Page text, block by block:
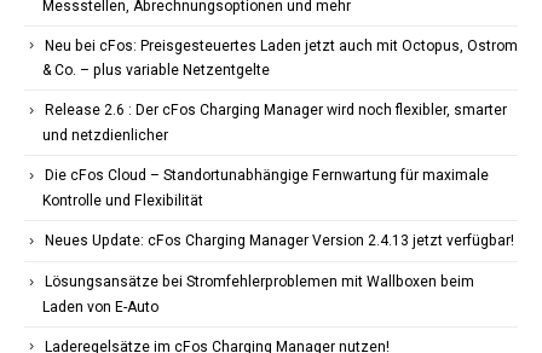
Messstellen, Abrechnungsoptionen und mehr
Neu bei cFos: Preisgesteuertes Laden jetzt auch mit Octopus, Ostrom
& Co. – plus variable Netzentgelte
Release 2.6 : Der cFos Charging Manager wird noch flexibler, smarter
und netzdienlicher
Die cFos Cloud – Standortunabhängige Fernwartung für maximale
Kontrolle und Flexibilität
Neues Update: cFos Charging Manager Version 2.4.13 jetzt verfügbar!
Lösungsansätze bei Stromfehlerproblemen mit Wallboxen beim
Laden von E-Auto
Laderegelsätze im cFos Charging Manager nutzen!